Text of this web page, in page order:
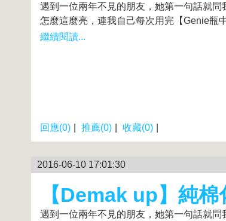
遇到一位兩年不見的朋友，她第一句話就
怎麼這麼亮，連我自己每次用完【Genie瓶
繼續閱讀...
回應(0) 推薦(0) 收藏(0)
2016-06-10 17:01:30
【Demak up】純棉
遇到一位兩年不見的朋友，她第一句話就